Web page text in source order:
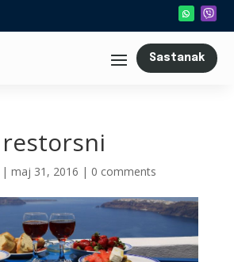
Sastanak
maj 31, 2016 | 0 comments